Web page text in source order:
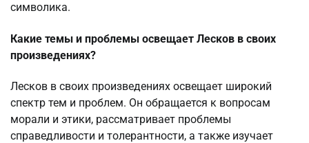
символика.
Какие темы и проблемы освещает Лесков в своих
произведениях?
Лесков в своих произведениях освещает широкий
спектр тем и проблем. Он обращается к вопросам
морали и этики, рассматривает проблемы
справедливости и толерантности, а также изучает